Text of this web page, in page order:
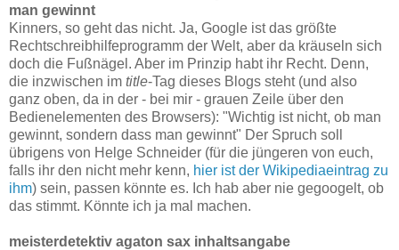
man gewinnt
Kinners, so geht das nicht. Ja, Google ist das größte
Rechtschreibhilfeprogramm der Welt, aber da kräuseln sich
doch die Fußnägel. Aber im Prinzip habt ihr Recht. Denn,
die inzwischen im title-Tag dieses Blogs steht (und also
ganz oben, da in der - bei mir - grauen Zeile über den
Bedienelementen des Browsers): "Wichtig ist nicht, ob man
gewinnt, sondern dass man gewinnt" Der Spruch soll
übrigens von Helge Schneider (für die jüngeren von euch,
falls ihr den nicht mehr kenn, hier ist der Wikipediaeintrag zu
ihm) sein, passen könnte es. Ich hab aber nie gegoogelt, ob
das stimmt. Könnte ich ja mal machen.
meisterdetektiv agaton sax inhaltsangabe